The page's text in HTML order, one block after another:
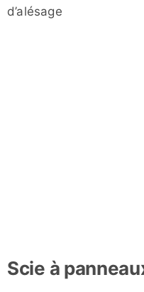
d’alésage
Scie à